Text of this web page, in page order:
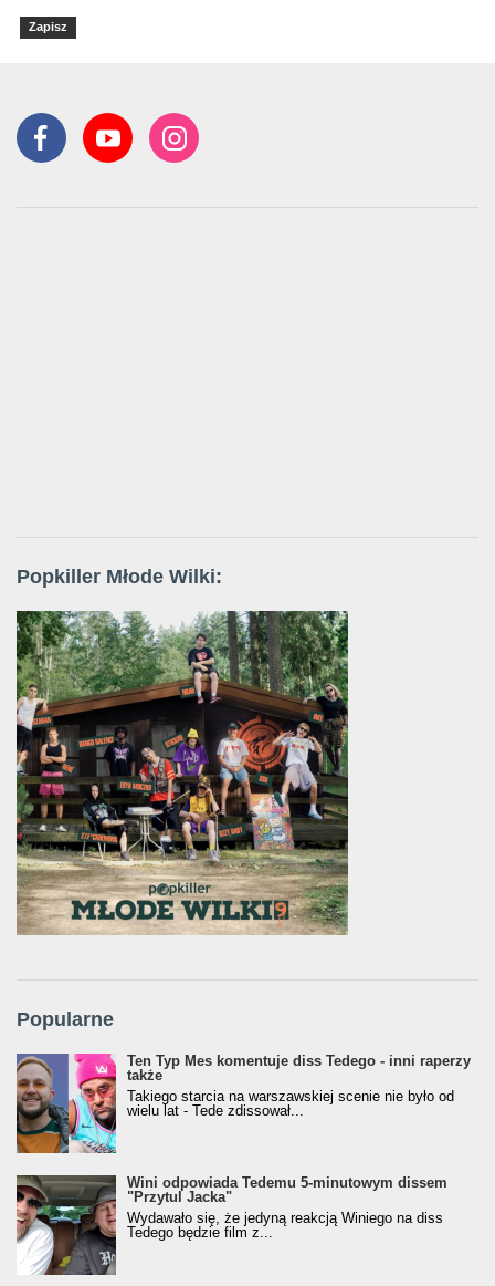
Popkiller Młode Wilki:
Popularne
Ten Typ Mes komentuje diss Tedego - inni raperzy
także
Takiego starcia na warszawskiej scenie nie było od
wielu lat - Tede zdissował...
Wini odpowiada Tedemu 5-minutowym dissem
"Przytul Jacka"
Wydawało się, że jedyną reakcją Winiego na diss
Tedego będzie film z...